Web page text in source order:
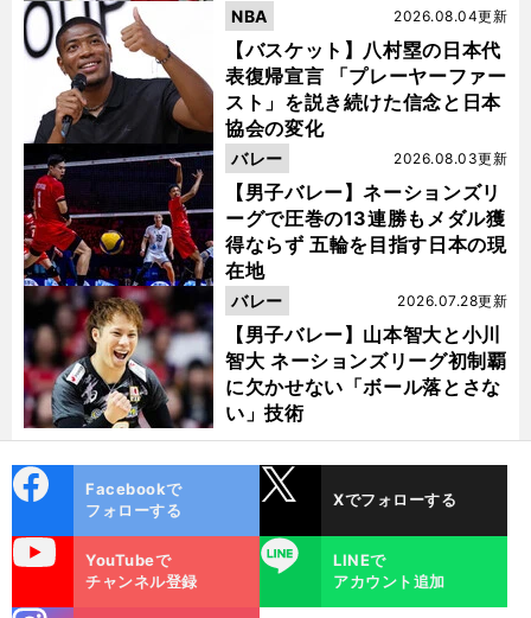
【バスケット】八村塁の日本代
表復帰宣言 「プレーヤーファー
スト」を説き続けた信念と日本
協会の変化
2026.08.04更新
NBA
【男子バレー】ネーションズリ
ーグで圧巻の13連勝もメダル獲
得ならず 五輪を目指す日本の現
在地
2026.08.03更新
バレー
【男子バレー】山本智大と小川
智大 ネーションズリーグ初制覇
に欠かせない「ボール落とさな
い」技術
2026.07.28更新
バレー
ok
Facebookで
フォローする
Xでフォローする
YouTubeで
チャンネル登録
LINE
LINEで
アカウント追加